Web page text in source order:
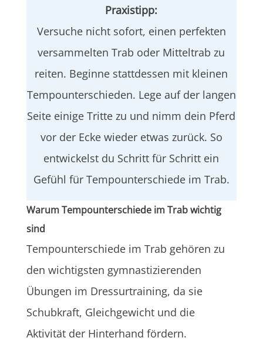
Praxistipp:
Versuche nicht sofort, einen perfekten
versammelten Trab oder Mitteltrab zu
reiten. Beginne stattdessen mit kleinen
Tempounterschieden. Lege auf der langen
Seite einige Tritte zu und nimm dein Pferd
vor der Ecke wieder etwas zurück. So
entwickelst du Schritt für Schritt ein
Gefühl für Tempounterschiede im Trab.
Warum Tempounterschiede im Trab wichtig
sind
Tempounterschiede im Trab gehören zu
den wichtigsten gymnastizierenden
Übungen im Dressurtraining, da sie
Schubkraft, Gleichgewicht und die
Aktivität der Hinterhand fördern.